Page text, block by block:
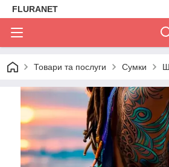
FLURANET
Товари та послуги Сумки